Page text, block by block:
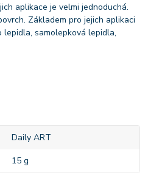
aplikace je velmi jednoduchá.
Základem pro jejich aplikaci
samolepková lepidla,
Daily ART
15 g